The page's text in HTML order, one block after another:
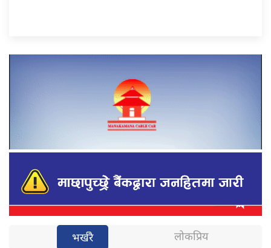
भर्खरै लोकप्रिय